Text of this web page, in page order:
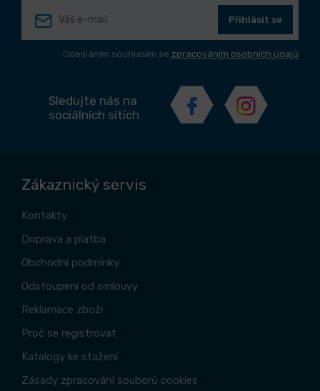
Přihlásit se
Odesláním souhlasím se zpracováním osobních údajů
Sledujte nás na
sociálních sítích
Zákaznický servis
Kontakty
Doprava a platba
Obchodní podmínky
Odstoupení od smlouvy
Reklamace zboží
Proč se registrovat
Katalogy ke stažení
Zásady zpracování souborů cookies